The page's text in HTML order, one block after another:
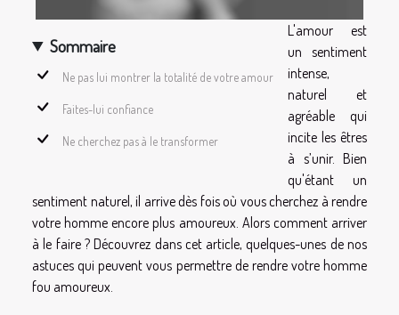
Sommaire
Ne pas lui montrer la totalité de votre amour
Faites-lui confiance
Ne cherchez pas à le transformer
L'amour est
un sentiment
intense,
naturel et
agréable qui
incite les êtres
à s’unir. Bien
qu'étant un
sentiment naturel, il arrive dès fois où vous cherchez à rendre
votre homme encore plus amoureux. Alors comment arriver
à le faire ? Découvrez dans cet article, quelques-unes de nos
astuces qui peuvent vous permettre de rendre votre homme
fou amoureux.